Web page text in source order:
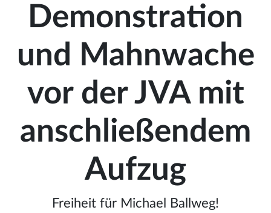
Demonstration
und Mahnwache
vor der JVA mit
anschließendem
Aufzug
Freiheit für Michael Ballweg!